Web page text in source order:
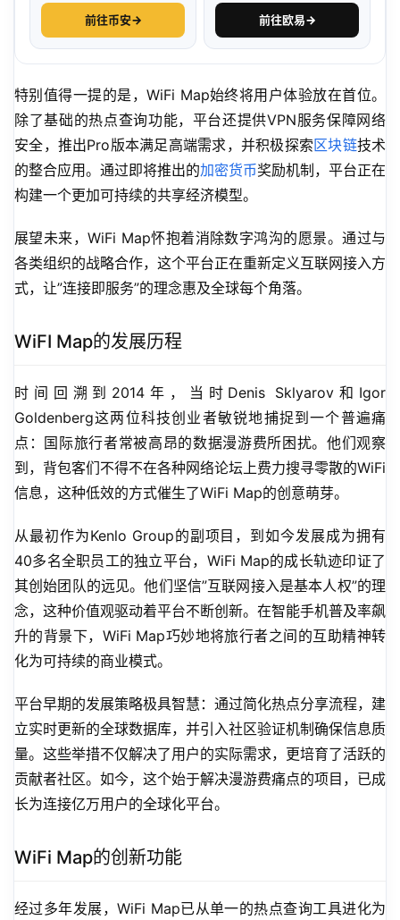
前往币安→ 前往欧易→
特别值得一提的是，WiFi Map始终将用户体验放在首位。
除了基础的热点查询功能，平台还提供VPN服务保障网络
安全，推出Pro版本满足高端需求，并积极探索区块链技术
的整合应用。通过即将推出的加密货币奖励机制，平台正在
构建一个更加可持续的共享经济模型。
展望未来，WiFi Map怀抱着消除数字鸿沟的愿景。通过与
各类组织的战略合作，这个平台正在重新定义互联网接入方
式，让”连接即服务”的理念惠及全球每个角落。
WiFI Map的发展历程
时间回溯到2014年，当时Denis Sklyarov和Igor
Goldenberg这两位科技创业者敏锐地捕捉到一个普遍痛
点：国际旅行者常被高昂的数据漫游费所困扰。他们观察
到，背包客们不得不在各种网络论坛上费力搜寻零散的WiFi
信息，这种低效的方式催生了WiFi Map的创意萌芽。
从最初作为Kenlo Group的副项目，到如今发展成为拥有
40多名全职员工的独立平台，WiFi Map的成长轨迹印证了
其创始团队的远见。他们坚信”互联网接入是基本人权”的理
念，这种价值观驱动着平台不断创新。在智能手机普及率飙
升的背景下，WiFi Map巧妙地将旅行者之间的互助精神转
化为可持续的商业模式。
平台早期的发展策略极具智慧：通过简化热点分享流程，建
立实时更新的全球数据库，并引入社区验证机制确保信息质
量。这些举措不仅解决了用户的实际需求，更培育了活跃的
贡献者社区。如今，这个始于解决漫游费痛点的项目，已成
长为连接亿万用户的全球化平台。
WiFi Map的创新功能
经过多年发展，WiFi Map已从单一的热点查询工具进化为